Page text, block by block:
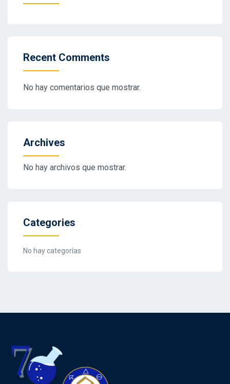
Recent Comments
No hay comentarios que mostrar.
Archives
No hay archivos que mostrar.
Categories
No hay categorías